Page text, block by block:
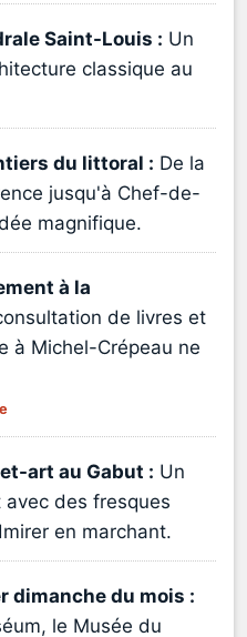
Saint-Louis : Un
classique au
du littoral : De la
jusqu'à Chef-de-
magnifique.
à la
de livres et
à Michel-Crépeau ne
art au Gabut : Un
des fresques
en marchant.
dimanche du mois :
le Musée du